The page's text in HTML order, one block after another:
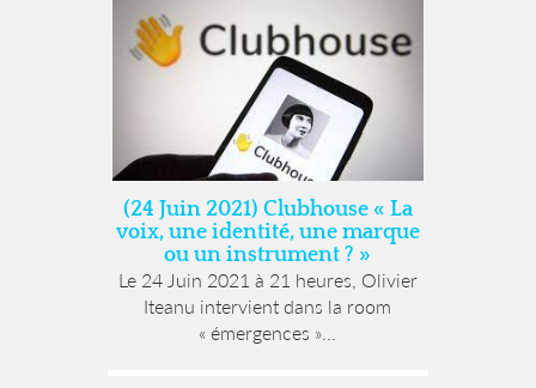
(24 Juin 2021) Clubhouse « La
voix, une identité, une marque
ou un instrument ? »
Le 24 Juin 2021 à 21 heures, Olivier
Iteanu intervient dans la room
« émergences »...